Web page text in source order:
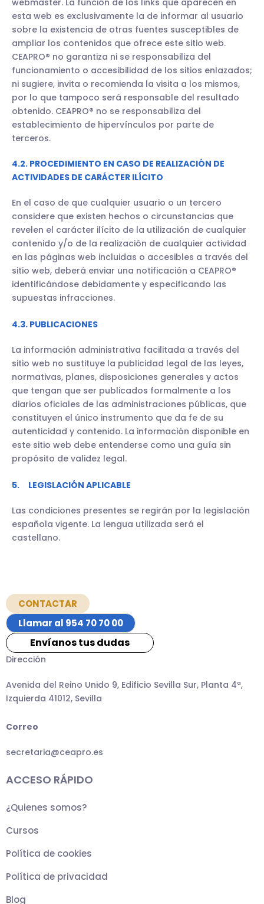
esta web es exclusivamente la de informar al usuario
sobre la existencia de otras fuentes susceptibles de
ampliar los contenidos que ofrece este sitio web.
CEAPRO® no garantiza ni se responsabiliza del
funcionamiento o accesibilidad de los sitios enlazados;
ni sugiere, invita o recomienda la visita a los mismos,
por lo que tampoco será responsable del resultado
obtenido. CEAPRO® no se responsabiliza del
establecimiento de hipervínculos por parte de
terceros.
4.2. PROCEDIMIENTO EN CASO DE REALIZACIÓN DE
ACTIVIDADES DE CARÁCTER ILÍCITO
En el caso de que cualquier usuario o un tercero
considere que existen hechos o circunstancias que
revelen el carácter ilícito de la utilización de cualquier
contenido y/o de la realización de cualquier actividad
en las páginas web incluidas o accesibles a través del
sitio web, deberá enviar una notificación a CEAPRO®
identificándose debidamente y especificando las
supuestas infracciones.
4.3. PUBLICACIONES
La información administrativa facilitada a través del
sitio web no sustituye la publicidad legal de las leyes,
normativas, planes, disposiciones generales y actos
que tengan que ser publicados formalmente a los
diarios oficiales de las administraciones públicas, que
constituyen el único instrumento que da fe de su
autenticidad y contenido. La información disponible en
este sitio web debe entenderse como una guía sin
propósito de validez legal.
5. LEGISLACIÓN APLICABLE
Las condiciones presentes se regirán por la legislación
española vigente. La lengua utilizada será el
castellano.
CONTACTAR
Llamar al 954 70 70 00
Envíanos tus dudas
Dirección
Avenida del Reino Unido 9, Edificio Sevilla Sur, Planta 4ª,
Izquierda 41012, Sevilla
Correo
secretaria@ceapro.es
ACCESO RÁPIDO
¿Quienes somos?
Cursos
Política de cookies
Política de privacidad
Blog